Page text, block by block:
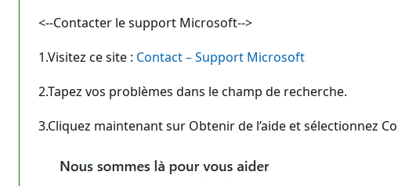
<--Contacter le support Microsoft-->
1.Visitez ce site : Contact – Support Microsoft
2.Tapez vos problèmes dans le champ de recherche.
3.Cliquez maintenant sur Obtenir de l’aide et sélectionnez